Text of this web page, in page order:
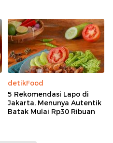
detikFood
5 Rekomendasi Lapo di
Jakarta, Menunya Autentik
Batak Mulai Rp30 Ribuan